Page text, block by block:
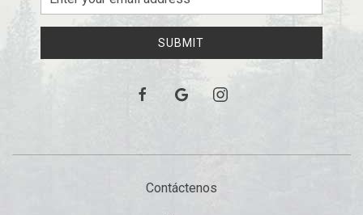
Address
SUBMIT
facebookgoogle instagram
Contáctenos